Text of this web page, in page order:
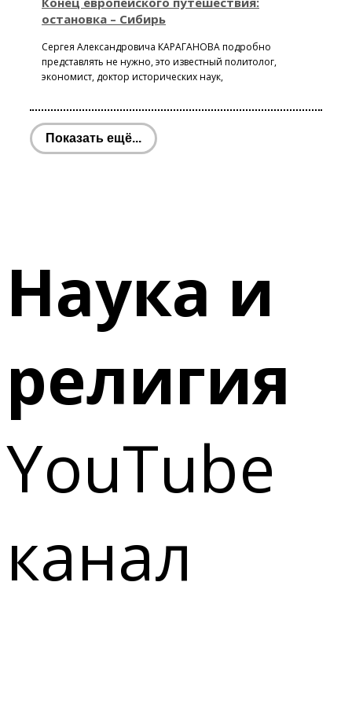
остановка – Сибирь
Сергея Александровича КАРАГАНОВА подробно
представлять не нужно, это известный политолог,
экономист, доктор исторических наук,
Показать ещё...
Наука и
религия
YouTube
канал